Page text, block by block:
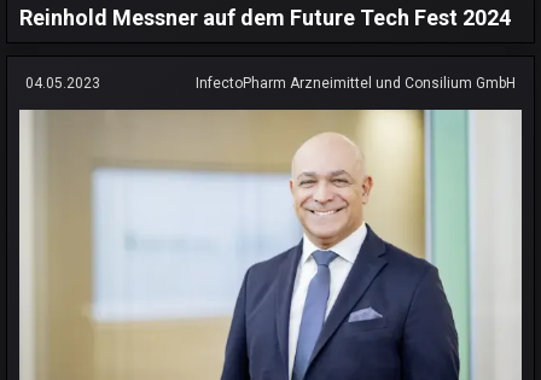
Reinhold Messner auf dem Future Tech Fest 2024
04.05.2023 InfectoPharm Arzneimittel und Consilium GmbH